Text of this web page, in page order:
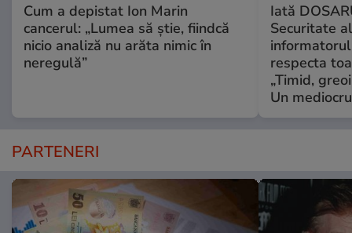
Cum a depistat Ion Marin
cancerul: „Lumea să știe, fiindcă
nicio analiză nu arăta nimic în
neregulă”
Iată
Securitate
informatorul
respecta
„Timid,
Un
PARTENERI